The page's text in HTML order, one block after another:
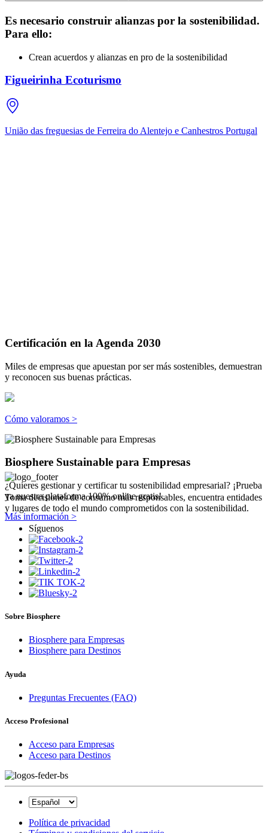
Es necesario construir alianzas por la sostenibilidad.
Para ello:
Crean acuerdos y alianzas en pro de la sostenibilidad
Figueirinha Ecoturismo
União das freguesias de Ferreira do Alentejo e Canhestros Portugal
Certificación en la Agenda 2030
Miles de empresas que apuestan por ser más sostenibles, demuestran
y reconocen sus buenas prácticas.
Cómo valoramos >
Biosphere Sustainable para Empresas
¿Quieres gestionar y certificar tu sostenibilidad empresarial? ¡Prueba
ya nuestra plataforma 100% online gratis!
Más información >
Toma decisiones de consumo más responsables, encuentra entidades
y lugares de todo el mundo comprometidos con la sostenibilidad.
Síguenos
Sobre Biosphere
Biosphere para Empresas
Biosphere para Destinos
Ayuda
Preguntas Frecuentes (FAQ)
Acceso Profesional
Acceso para Empresas
Acceso para Destinos
Política de privacidad